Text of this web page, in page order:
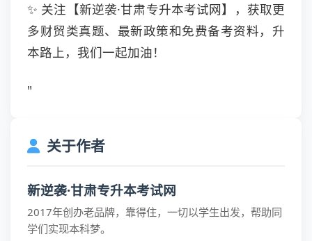
✨ 关注【新逆袭·甘肃专升本考试网】，获取更
多财贸类真题、最新政策和免费备考资料，升
本路上，我们一起加油！
"
关于作者
新逆袭·甘肃专升本考试网
2017年创办老品牌，靠得住，一切以学生出发，帮助同
学们实现本科梦。